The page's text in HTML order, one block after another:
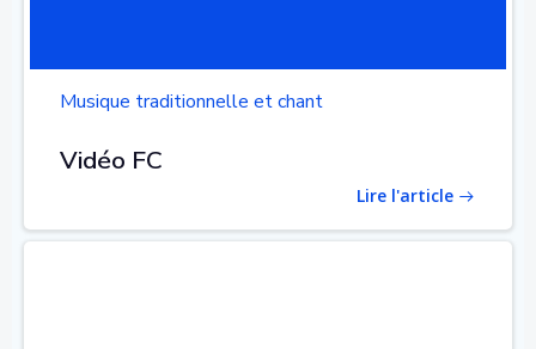
Musique traditionnelle et chant
Vidéo FC
Lire l'article